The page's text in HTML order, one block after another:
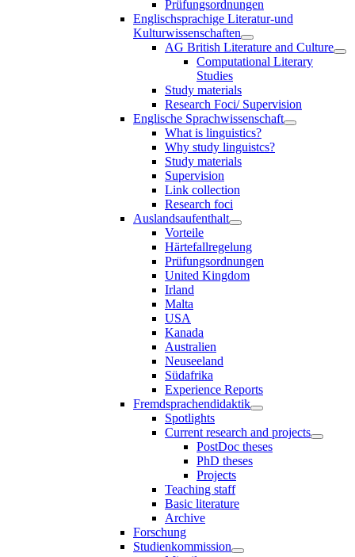
Prüfungsordnungen
Englischsprachige Literatur-und
Kulturwissenschaften
AG British Literature and Culture
Computational Literary
Studies
Study materials
Research Foci/ Supervision
Englische Sprachwissenschaft
What is linguistics?
Why study linguistcs?
Study materials
Supervision
Link collection
Research foci
Auslandsaufenthalt
Vorteile
Härtefallregelung
Prüfungsordnungen
United Kingdom
Irland
Malta
USA
Kanada
Australien
Neuseeland
Südafrika
Experience Reports
Fremdsprachendidaktik
Spotlights
Current research and projects
PostDoc theses
PhD theses
Projects
Teaching staff
Basic literature
Archive
Forschung
Studienkommission